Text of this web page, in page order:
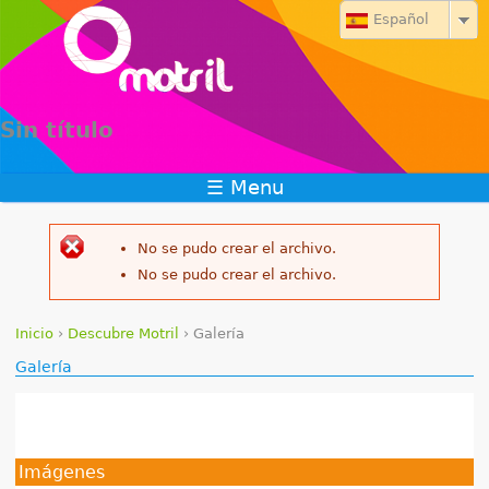
Jump to navigation
Sin título
Español
☰ Menu
Mensaje
de
No se pudo crear el archivo.
No se pudo crear el archivo.
S
Inicio › Descubre Motril ›Galería
Galería
Imágenes